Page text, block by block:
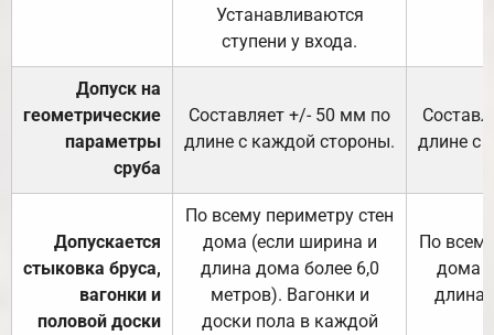
Устанавливаются
ступени у входа.
Допуск на
геометрические
параметры
сруба
Составляет +/- 50 мм по
длине с каждой стороны.
длине с
Допускается
стыковка бруса,
вагонки и
половой доски
По всему периметру стен
дома (если ширина и
длина дома более 6,0
метров). Вагонки и
доски пола в каждой
По
дома
длина